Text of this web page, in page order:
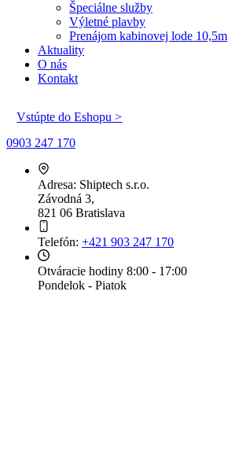
Špeciálne služby
Výletné plavby
Prenájom kabinovej lode 10,5m
Aktuality
O nás
Kontakt
Vstúpte do Eshopu >
0903 247 170
Adresa: Shiptech s.r.o.
Závodná 3,
821 06 Bratislava
Telefón: +421 903 247 170
Otváracie hodiny 8:00 - 17:00
Pondelok - Piatok